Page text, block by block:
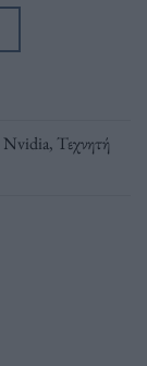
Nvidia, Τεχνητή